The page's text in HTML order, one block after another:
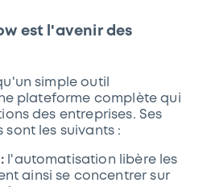
est l'avenir des
simple outil
plateforme complète qui
des entreprises. Ses
les suivants :
l'automatisation libère les
ainsi se concentrer sur